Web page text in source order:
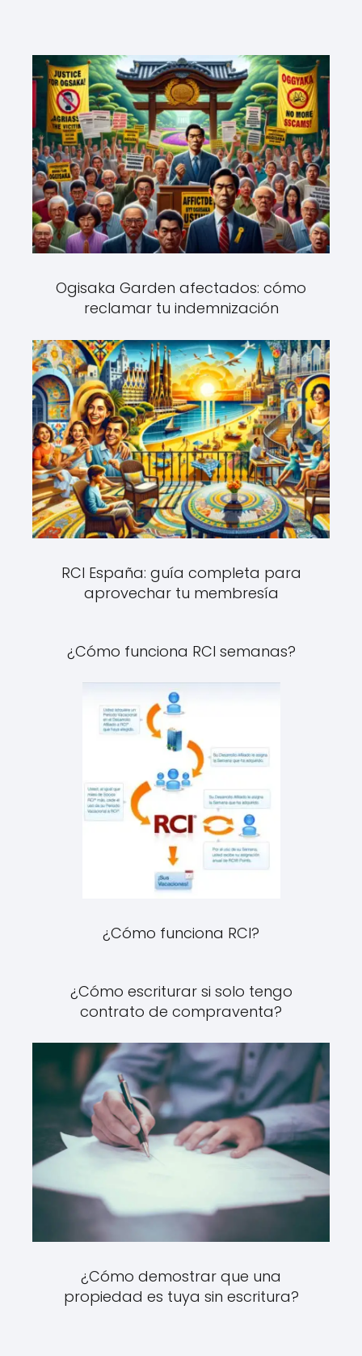
Ogisaka Garden afectados: cómo
reclamar tu indemnización
RCI España: guía completa para
aprovechar tu membresía
¿Cómo funciona RCI semanas?
¿Cómo funciona RCI?
¿Cómo escriturar si solo tengo
contrato de compraventa?
¿Cómo demostrar que una
propiedad es tuya sin escritura?